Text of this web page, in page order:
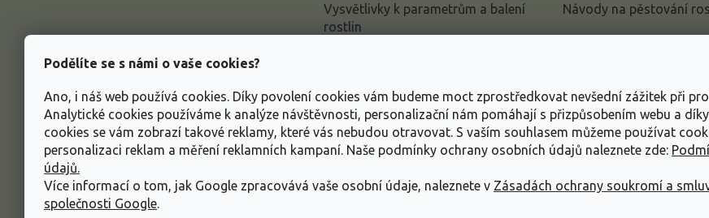
Podělíte se s námi o vaše cookies?
Ano, i náš web používá cookies. Díky povolení cookies vám budeme moct zprostředkovat nevšední zážitek při
Analytické cookies používáme k analýze návštěvnosti, personalizační nám pomáhají s přizpůsobením webu a
cookies se vám zobrazí takové reklamy, které vás nebudou otravovat. S vaším souhlasem můžeme používat
personalizaci reklam a měření reklamních kampaní. Naše podmínky ochrany osobních údajů naleznete zde:
údajů.
Více informací o tom, jak Google zpracovává vaše osobní údaje, naleznete v Zásadách ochrany soukromí a
společnosti Google.
Vysvětlivky k parametrům a balení
rostlin
Informace o ochraně osobních
údajů
Obchodní podmínky
Návody na pěstování